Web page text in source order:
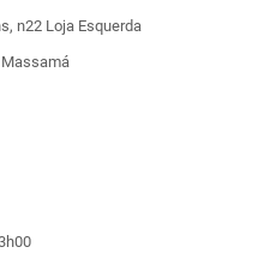
n22 Loja Esquerda